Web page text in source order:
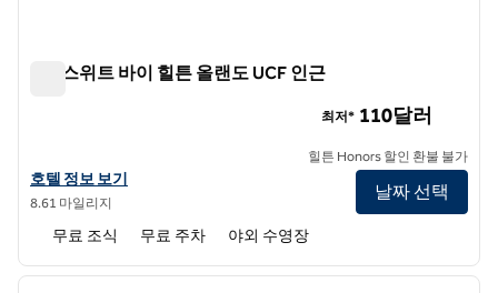
홈2 스위트 바이 힐튼 올랜도 UCF 인근
UCF 인근 홈2 스위트 바이 힐튼 올랜도의 호텔 정보 보기
호텔 정보 보기
8.61 마일리지
최저* 110달러
힐튼 Honors 할인 환불 불가
날짜 선택
무료 조식 무료 주차 야외 수영장
1/12
다음